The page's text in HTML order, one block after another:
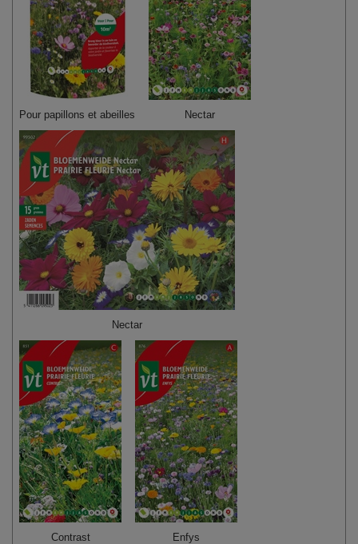
Pour papillons et abeilles Nectar
Nectar
Contrast Enfys